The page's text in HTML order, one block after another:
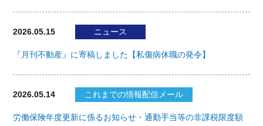
2026.05.15 ニュース
『月刊不動産』に寄稿しました【私傷病休職の発令】
2026.05.14 これまでの情報配信メール
労働保険年度更新に係るお知らせ・通勤手当等の非課税限度額